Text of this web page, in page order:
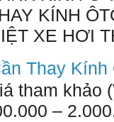
KÍNH
XE HƠI
Thay
tham khảo
–